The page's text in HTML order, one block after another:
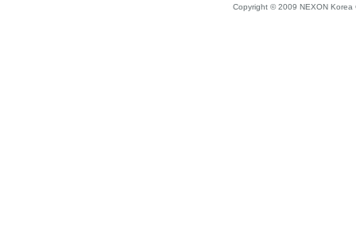
Copyright © 2009 NEXON Korea